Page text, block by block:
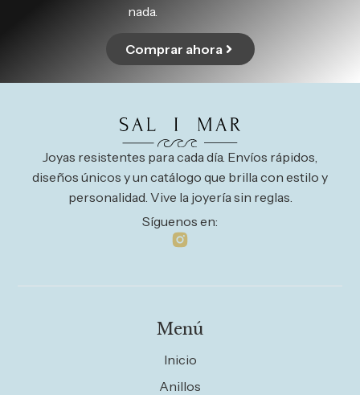
nada.
Comprar ahora
Joyas resistentes para cada día. Envíos rápidos,
diseños únicos y un catálogo que brilla con estilo y
personalidad. Vive la joyería sin reglas.
Síguenos en:
Menú
Inicio
Anillos